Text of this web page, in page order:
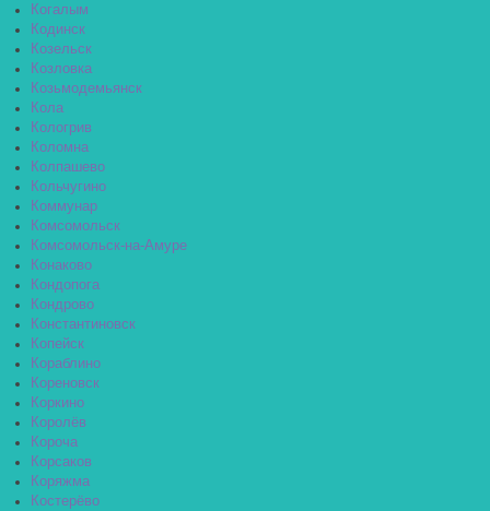
Когалым
Кодинск
Козельск
Козловка
Козьмодемьянск
Кола
Кологрив
Коломна
Колпашево
Кольчугино
Коммунар
Комсомольск
Комсомольск-на-Амуре
Конаково
Кондопога
Кондрово
Константиновск
Копейск
Кораблино
Кореновск
Коркино
Королёв
Короча
Корсаков
Коряжма
Костерёво